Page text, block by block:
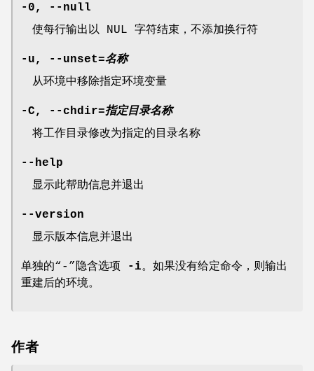
-0 ,
--null
使每行输出以 NUL 字符结束，不添加换行符
-u , --unset=名称
从环境中移除指定环境变量
-C , --chdir=指定目录名称
将工作目录修改为指定的目录名称
--help
显示此帮助信息并退出
--version
显示版本信息并退出
单独的“-”隐含选项 -i。如果没有给定命令，则输出
重建后的环境。
作者